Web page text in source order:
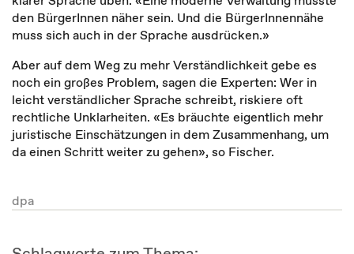
den BürgerInnen näher sein. Und die BürgerInnennähe
muss sich auch in der Sprache ausdrücken.»
Aber auf dem Weg zu mehr Verständlichkeit gebe es
noch ein großes Problem, sagen die Experten: Wer in
leicht verständlicher Sprache schreibt, riskiere oft
rechtliche Unklarheiten. «Es bräuchte eigentlich mehr
juristische Einschätzungen in dem Zusammenhang, um
da einen Schritt weiter zu gehen», so Fischer.
dpa